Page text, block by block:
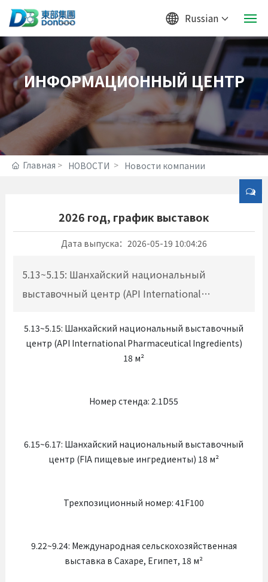
Главная
ОБ ОТНОШЕНИЯХ
ПРОДУКЦИЯ
УДЕРЖИТЕЛЬ И КОРМА
Russian
ИНФОРМАЦИОННЫЙ ЦЕНТР
Главная НОВОСТИ Новости компании
2026 год, график выставок
Дата выпуска： 2026-05-19 10:04:26
5.13~5.15: Шанхайский национальный
выставочный центр (API International
Номер стенда: 2.1D55
5.13~5.15: Шанхайский национальный выставочный
центр (API International Pharmaceutical Ingredients)
18 м²
Номер стенда: 2.1D55
6.15~6.17: Шанхайский национальный выставочный
центр (FIA пищевые ингредиенты) 18 м²
Трехпозиционный номер: 41F100
9.22~9.24: Международная сельскохозяйственная
выставка в Сахаре, Египет, 18 м²